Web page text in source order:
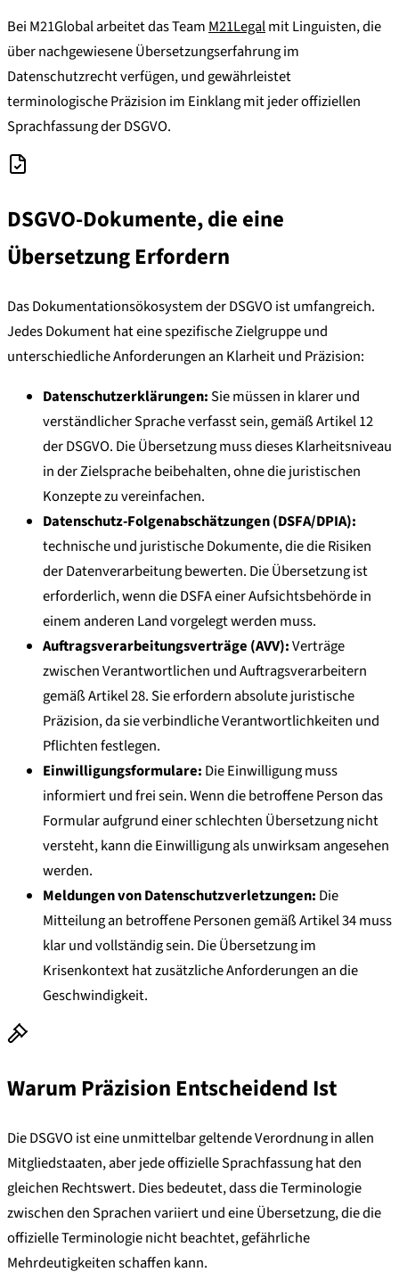
Bei M21Global arbeitet das Team M21Legalmit Linguisten, die
über nachgewiesene Übersetzungserfahrung im
Datenschutzrecht verfügen, und gewährleistet
terminologische Präzision im Einklang mit jeder offiziellen
Sprachfassung der DSGVO.
DSGVO-Dokumente, die eine
Übersetzung Erfordern
Das Dokumentationsökosystem der DSGVO ist umfangreich.
Jedes Dokument hat eine spezifische Zielgruppe und
unterschiedliche Anforderungen an Klarheit und Präzision:
Datenschutzerklärungen:Sie müssen in klarer und
verständlicher Sprache verfasst sein, gemäß Artikel 12
der DSGVO. Die Übersetzung muss dieses Klarheitsniveau
in der Zielsprache beibehalten, ohne die juristischen
Konzepte zu vereinfachen.
Datenschutz-Folgenabschätzungen (DSFA/DPIA):
technische und juristische Dokumente, die die Risiken
der Datenverarbeitung bewerten. Die Übersetzung ist
erforderlich, wenn die DSFA einer Aufsichtsbehörde in
einem anderen Land vorgelegt werden muss.
Auftragsverarbeitungsverträge (AVV):Verträge
zwischen Verantwortlichen und Auftragsverarbeitern
gemäß Artikel 28. Sie erfordern absolute juristische
Präzision, da sie verbindliche Verantwortlichkeiten und
Pflichten festlegen.
Einwilligungsformulare: Die Einwilligung muss
informiert und frei sein. Wenn die betroffene Person das
Formular aufgrund einer schlechten Übersetzung nicht
versteht, kann die Einwilligung als unwirksam angesehen
werden.
Meldungen von Datenschutzverletzungen: Die
Mitteilung an betroffene Personen gemäß Artikel 34 muss
klar und vollständig sein. Die Übersetzung im
Krisenkontext hat zusätzliche Anforderungen an die
Geschwindigkeit.
Warum Präzision Entscheidend Ist
Die DSGVO ist eine unmittelbar geltende Verordnung in allen
Mitgliedstaaten, aber jede offizielle Sprachfassung hat den
gleichen Rechtswert. Dies bedeutet, dass die Terminologie
zwischen den Sprachen variiert und eine Übersetzung, die die
offizielle Terminologie nicht beachtet, gefährliche
Mehrdeutigkeiten schaffen kann.